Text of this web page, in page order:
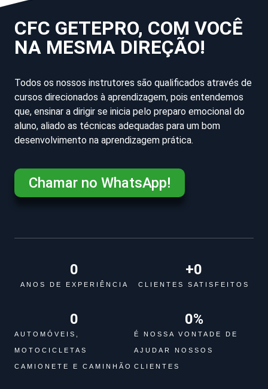
CFC GETEPRO, COM VOCÊ
NA MESMA DIREÇÃO!
Todos os nossos instrutores são qualificados através de
cursos direcionados à aprendizagem, pois entendemos
que, ensinar a dirigir se inicia pelo preparo emocional do
aluno, aliado as técnicas adequadas para um bom
desenvolvimento na aprendizagem prática.
Chamar no WhatsApp!
ANOS DE EXPERIÊNCIA
0
CLIENTES SATISFEITOS
+0
AUTOMÓVEIS,
MOTOCICLETAS
CAMIONETE E CAMINHÃO
0
É NOSSA VONTADE DE
AJUDAR NOSSOS
CLIENTES
0%